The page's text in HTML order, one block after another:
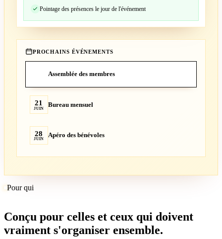
Pointage des présences le jour de l'événement
PROCHAINS ÉVÉNEMENTS
Assemblée des membres
21
JUIN
Bureau mensuel
28
JUIN
Apéro des bénévoles
Pour qui
Conçu pour celles et ceux qui doivent
vraiment s'organiser ensemble.